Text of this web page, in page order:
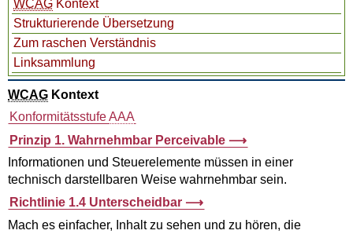
WCAG Kontext
Strukturierende Übersetzung
Zum raschen Verständnis
Linksammlung
WCAG Kontext
KonformitätsstufeAAA
Prinzip 1. Wahrnehmbar Perceivable
Informationen und Steuerelemente müssen in einer
technisch darstellbaren Weise wahrnehmbar sein.
Richtlinie 1.4 Unterscheidbar
Mach es einfacher, Inhalt zu sehen und zu hören, die